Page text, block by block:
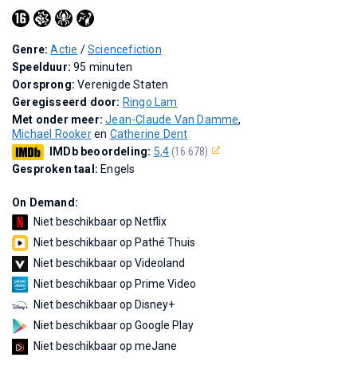
Genre:Actie /Sciencefiction
Speelduur:95 minuten
Oorsprong:Verenigde Staten
Geregisseerd door: Ringo Lam
Met onder meer:Jean-Claude Van Damme,
Michael Rookeren Catherine Dent
IMDb beoordeling: 5,4(16.678)
Gesproken taal: Engels
On Demand:
Niet beschikbaar op Netflix
Niet beschikbaar op Pathé Thuis
Niet beschikbaar op Videoland
Niet beschikbaar op Prime Video
Niet beschikbaar op Disney+
Niet beschikbaar op Google Play
Niet beschikbaar op meJane